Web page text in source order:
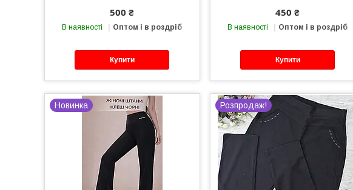
500 ₴
В наявності Оптом і в роздріб
Купити
450 ₴
В наявності Оптом і в роздріб
Купити
Новинка Розпродаж!